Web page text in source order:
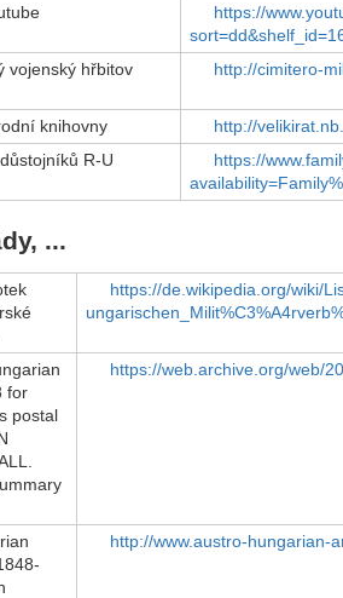
https://
vojenský hřbitov
http://cimitero-
knihovny
http://
R-U
https://
...
https://de.wikipedia.org/wiki/
for
postal
https://web.archive.org/web/
http://www.austro-hungarian-